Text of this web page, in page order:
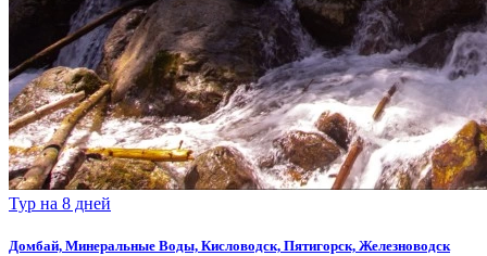
Тур на 8 дней
Домбай, Минеральные Воды, Кисловодск, Пятигорск, Железноводск